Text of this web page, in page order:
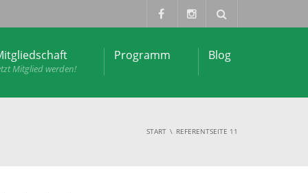
Mitglied werden!
Programm Blog
START REFERENTSEITE 11